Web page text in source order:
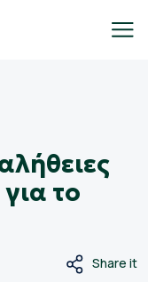
το
Share it